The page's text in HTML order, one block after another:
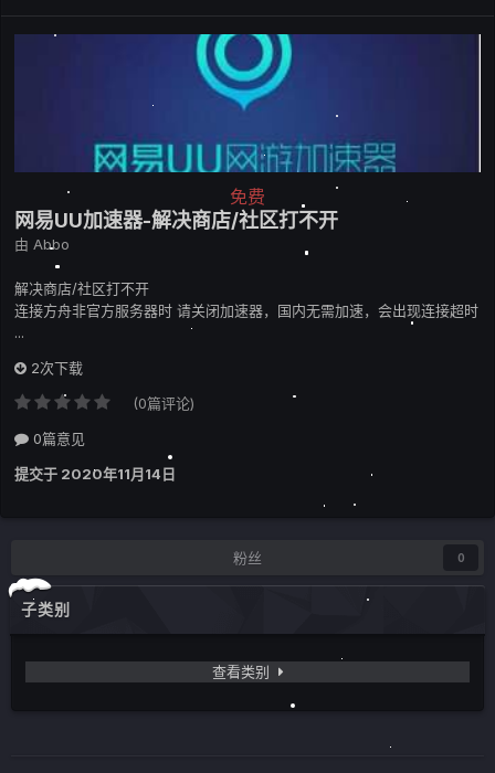
免费
网易UU加速器-解决商店/社区打不开
由 Abbo
解决商店/社区打不开
连接方舟非官方服务器时 请关闭加速器，国内无需加速，会出现连接超时
...
2次下载
(0篇评论)
0篇意见
提交于 2020年11月14日
粉丝 0
子类别
查看类别